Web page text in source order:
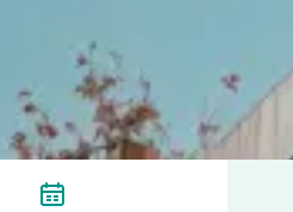
vecka eller flera månader.